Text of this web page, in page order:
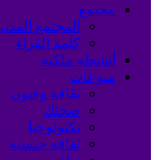
مجتمع
المجتمع
كلمة القراء
أنشطة ملكية
منوعات
ثقافة وفنون
صحتك
تكنولوجيا
ثقافة جنسية